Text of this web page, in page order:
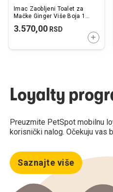
Imac Zaobljeni Toalet za
Mačke Ginger Više Boja 1
3.570,00 RSD
Loyalty
Preuzmite PetSpot mobilnu
korisnički nalog. Očekuju vas
Saznajte više